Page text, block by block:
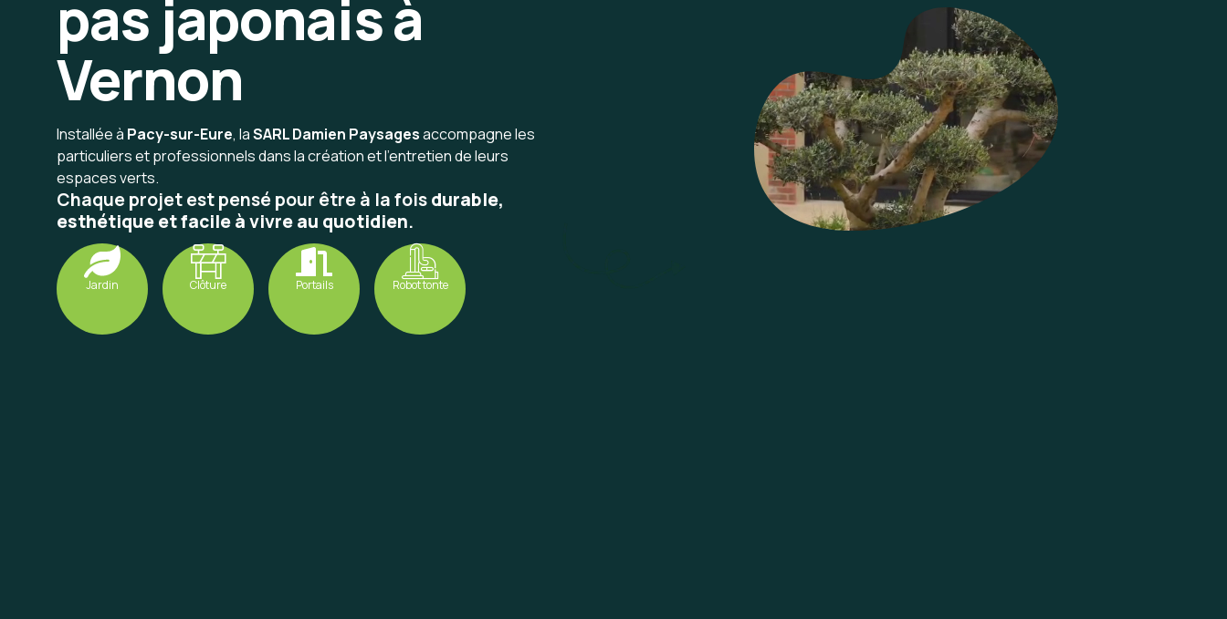
pas japonais à
Vernon
Installée à Pacy-sur-Eure, laSARL Damien Paysagesaccompagne les
particuliers et professionnels dans la création et l’entretien de leurs
espaces verts.
Chaque projet est pensé pour être à la foisdurable,
esthétique et facile à vivre au quotidien.
Jardin Clôture Portails Robot tonte